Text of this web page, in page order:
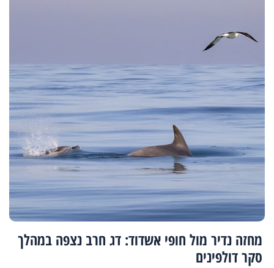
מחזה נדיר מול חופי אשדוד: דג חרב נצפה במהלך
סקר דולפינים